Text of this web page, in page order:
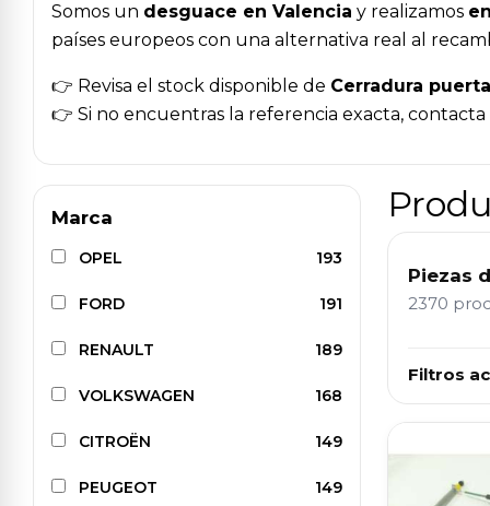
Somos un desguace en Valencia y realizamos
países europeos con una alternativa real al
👉 Revisa el stock disponible de Cerradura
👉 Si no encuentras la referencia exacta, contacta
Marca
OPEL 193
FORD 191
RENAULT 189
VOLKSWAGEN 168
CITROËN 149
PEUGEOT 149
Piezas
2370
Filtros